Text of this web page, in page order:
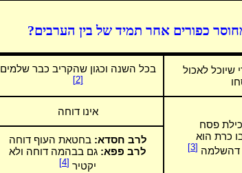
כפורים אחר תמיד של בין הערבים?
לאכול
בכל השנה וכגון שהקריב כבר שלמים
[2]
פסח
כרת הוא
דהשלמה [3]
אינו דוחה
לרב חסדא: בחטאת העוף דוחה
לרב פפא: גם בבהמה דוחה ולא
יקטיר [4]